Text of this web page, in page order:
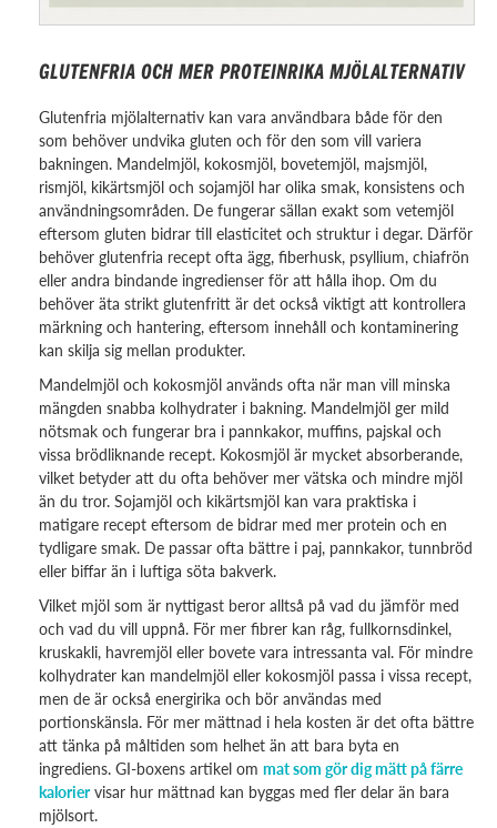
GLUTENFRIA OCH MER PROTEINRIKA MJÖLALTERNATIV
Glutenfria mjölalternativ kan vara användbara både för den
som behöver undvika gluten och för den som vill variera
bakningen. Mandelmjöl, kokosmjöl, bovetemjöl, majsmjöl,
rismjöl, kikärtsmjöl och sojamjöl har olika smak, konsistens och
användningsområden. De fungerar sällan exakt som vetemjöl
eftersom gluten bidrar till elasticitet och struktur i degar. Därför
behöver glutenfria recept ofta ägg, fiberhusk, psyllium, chiafrön
eller andra bindande ingredienser för att hålla ihop. Om du
behöver äta strikt glutenfritt är det också viktigt att kontrollera
märkning och hantering, eftersom innehåll och kontaminering
kan skilja sig mellan produkter.
Mandelmjöl och kokosmjöl används ofta när man vill minska
mängden snabba kolhydrater i bakning. Mandelmjöl ger mild
nötsmak och fungerar bra i pannkakor, muffins, pajskal och
vissa brödliknande recept. Kokosmjöl är mycket absorberande,
vilket betyder att du ofta behöver mer vätska och mindre mjöl
än du tror. Sojamjöl och kikärtsmjöl kan vara praktiska i
matigare recept eftersom de bidrar med mer protein och en
tydligare smak. De passar ofta bättre i paj, pannkakor, tunnbröd
eller biffar än i luftiga söta bakverk.
Vilket mjöl som är nyttigast beror alltså på vad du jämför med
och vad du vill uppnå. För mer fibrer kan råg, fullkornsdinkel,
kruskakli, havremjöl eller bovete vara intressanta val. För mindre
kolhydrater kan mandelmjöl eller kokosmjöl passa i vissa recept,
men de är också energirika och bör användas med
portionskänsla. För mer mättnad i hela kosten är det ofta bättre
att tänka på måltiden som helhet än att bara byta en
ingrediens. GI-boxens artikel om mat som gör dig mätt på färre
kaloriervisar hur mättnad kan byggas med fler delar än bara
mjölsort.